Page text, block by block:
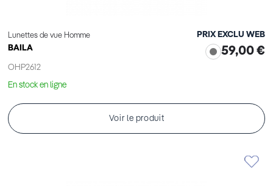
Lunettes de vue Homme
BAILA
OHP2612
PRIX EXCLU WEB
59,00 €
En stock en ligne
Voir le produit